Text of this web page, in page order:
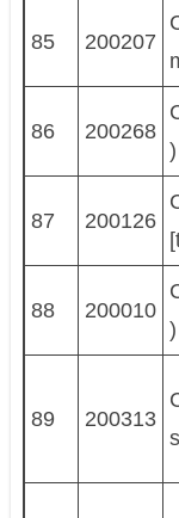
85 200207
86 200268
87 200126
88 200010
)
89 200313